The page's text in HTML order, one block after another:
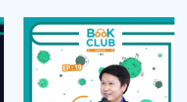
บริหาร